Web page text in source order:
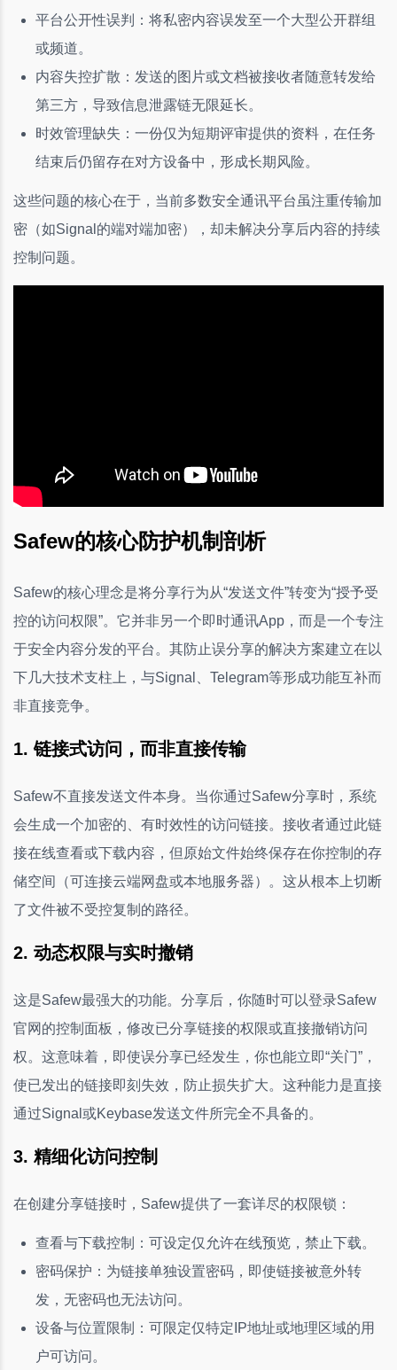
平台公开性误判：将私密内容误发至一个大型公开群组
或频道。
内容失控扩散：发送的图片或文档被接收者随意转发给
第三方，导致信息泄露链无限延长。
时效管理缺失：一份仅为短期评审提供的资料，在任务
结束后仍留存在对方设备中，形成长期风险。
这些问题的核心在于，当前多数安全通讯平台虽注重传输加
密（如Signal的端对端加密），却未解决分享后内容的持续
控制问题。
Safew的核心防护机制剖析
Safew的核心理念是将分享行为从“发送文件”转变为“授予受
控的访问权限”。它并非另一个即时通讯App，而是一个专注
于安全内容分发的平台。其防止误分享的解决方案建立在以
下几大技术支柱上，与Signal、Telegram等形成功能互补而
非直接竞争。
1. 链接式访问，而非直接传输
Safew不直接发送文件本身。当你通过Safew分享时，系统
会生成一个加密的、有时效性的访问链接。接收者通过此链
接在线查看或下载内容，但原始文件始终保存在你控制的存
储空间（可连接云端网盘或本地服务器）。这从根本上切断
了文件被不受控复制的路径。
2. 动态权限与实时撤销
这是Safew最强大的功能。分享后，你随时可以登录Safew
官网的控制面板，修改已分享链接的权限或直接撤销访问
权。这意味着，即使误分享已经发生，你也能立即“关门”，
使已发出的链接即刻失效，防止损失扩大。这种能力是直接
通过Signal或Keybase发送文件所完全不具备的。
3. 精细化访问控制
在创建分享链接时，Safew提供了一套详尽的权限锁：
查看与下载控制：可设定仅允许在线预览，禁止下载。
密码保护：为链接单独设置密码，即使链接被意外转
发，无密码也无法访问。
设备与位置限制：可限定仅特定IP地址或地理区域的用
户可访问。